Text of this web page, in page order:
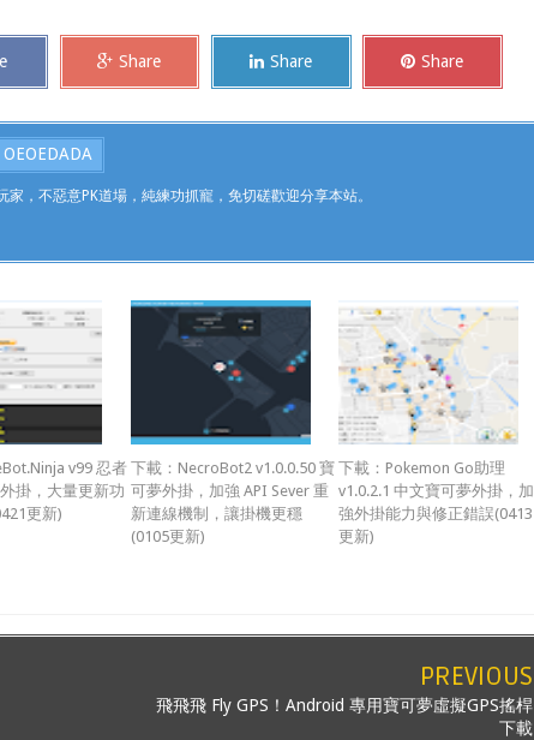
Share Share Share
家，不惡意PK道場，純練功抓寵，免切磋歡迎分享本站。
v99 忍者
掛，大量更新功
更新)
下載：NecroBot2 v1.0.0.50 寶
可夢外掛，加強 API Sever 重
新連線機制，讓掛機更穩
(0105更新)
下載：Pokemon Go助理
v1.0.2.1 中文寶可夢外掛，加
強外掛能力與修正錯誤(0413
更新)
PREVIOUS
飛飛飛 Fly GPS！Android 專用寶可夢虛擬GPS搖桿
下載